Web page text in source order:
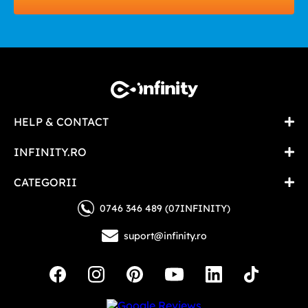
HELP & CONTACT
INFINITY.RO
CATEGORII
0746 346 489 (07INFINITY)
suport@infinity.ro